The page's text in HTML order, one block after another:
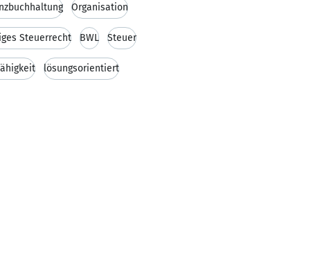
Organisation
Steuerrecht BWL Steuer
lösungsorientiert